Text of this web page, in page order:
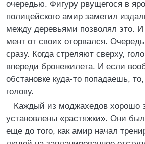
очередью. Фигуру рвущегося в
полицейского амир заметил
между деревьями позволял это. И
мент от своих оторвался.
сразу. Когда стреляют сверху,
впереди бронежилета. И если
обстановке куда-то попадаешь,
голову.
Каждый из моджахедов хорошо
установлены «растяжки». Они
еще до того, как амир начал